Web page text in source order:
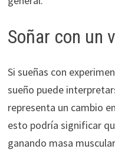
Soñar con un
Si sueñas con
sueño puede
representa un cambio
esto podría significar
ganando masa